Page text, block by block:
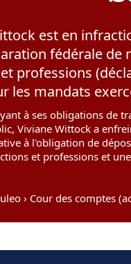
est en
fédérale de
professions
les mandats
à ses obligations de
Viviane Wittock a
à l'obligation de
et professions et
› Cour des comptes